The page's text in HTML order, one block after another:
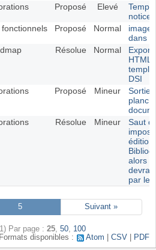
Proposé Elevé
notices
Proposé Normal
image
dans
Résolue Normal
HTML
DSI
Proposé Mineur
Sortie
Résolue Mineur
Saut
édition
alors
par le
5 Suivant »
Par page : 25, 50, 100
Formats disponibles :
Atom CSV PDF